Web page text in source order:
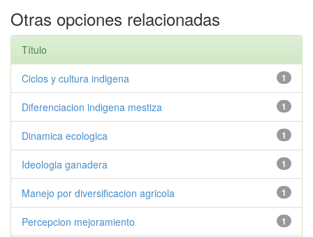
Otras opciones relacionadas
Título
1
Ciclos y cultura indigena
1
Diferenciacion indigena mestiza
1
Dinamica ecologica
1
Ideologia ganadera
1
Manejo por diversificacion agricola
1
Percepcion mejoramiento